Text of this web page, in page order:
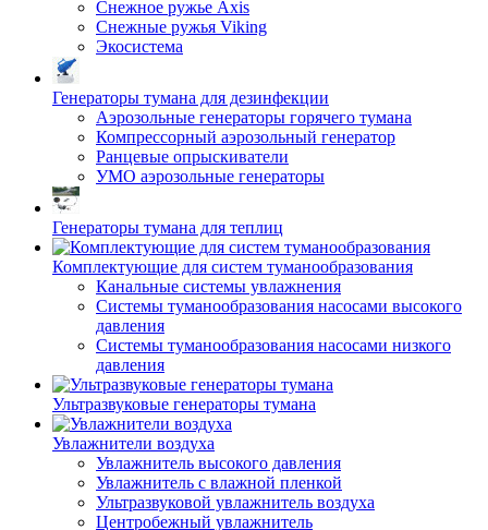
Снежное ружье Axis
Снежные ружья Viking
Экосистема
Генераторы тумана для дезинфекции
Аэрозольные генераторы горячего тумана
Компрессорный аэрозольный генератор
Ранцевые опрыскиватели
УМО аэрозольные генераторы
Генераторы тумана для теплиц
Комплектующие для систем туманообразования
Канальные системы увлажнения
Системы туманообразования насосами высокого
давления
Системы туманообразования насосами низкого
давления
Ультразвуковые генераторы тумана
Увлажнители воздуха
Увлажнитель высокого давления
Увлажнитель с влажной пленкой
Ультразвуковой увлажнитель воздуха
Центробежный увлажнитель